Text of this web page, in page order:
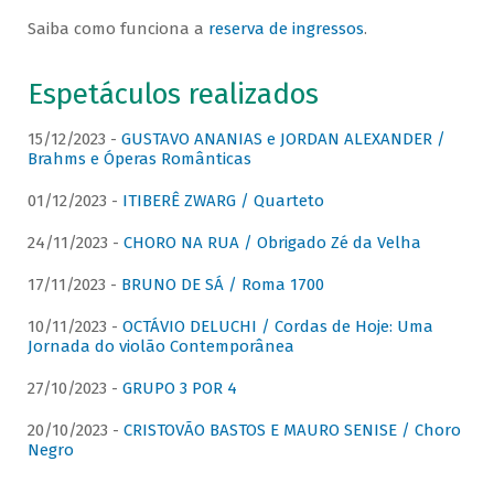
Saiba como funciona a reserva de ingressos.
Espetáculos realizados
15/12/2023 - GUSTAVO ANANIAS e JORDAN ALEXANDER /
Brahms e Óperas Românticas
01/12/2023 - ITIBERÊ ZWARG / Quarteto
24/11/2023 - CHORO NA RUA / Obrigado Zé da Velha
17/11/2023 - BRUNO DE SÁ / Roma 1700
10/11/2023 - OCTÁVIO DELUCHI / Cordas de Hoje: Uma
Jornada do violão Contemporânea
27/10/2023 - GRUPO 3 POR 4
20/10/2023 - CRISTOVÃO BASTOS E MAURO SENISE / Choro
Negro